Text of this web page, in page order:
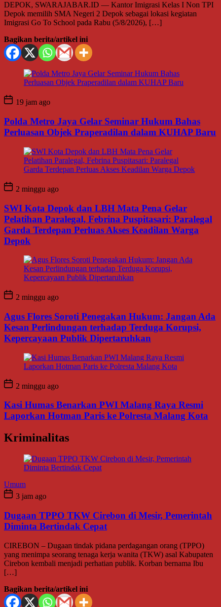
DEPOK, SWARAJABAR.ID — Kantor Imigrasi Kelas I Non TPI
Depok memilih SMA Negeri 2 Depok sebagai lokasi kegiatan
Imigrasi Go To School pada Rabu (5/8/2026), […]
Bagikan berita/artikel ini
19 jam ago
Polda Metro Jaya Gelar Seminar Hukum Bahas
Perluasan Objek Praperadilan dalam KUHAP Baru
2 minggu ago
SWI Kota Depok dan LBH Mata Pena Gelar
Pelatihan Paralegal, Febrina Puspitasari: Paralegal
Garda Terdepan Perluas Akses Keadilan Warga
Depok
2 minggu ago
Agus Flores Soroti Penegakan Hukum: Jangan Ada
Kesan Perlindungan terhadap Terduga Korupsi,
Kepercayaan Publik Dipertaruhkan
2 minggu ago
Kasi Humas Benarkan PWI Malang Raya Resmi
Laporkan Hotman Paris ke Polresta Malang Kota
Kriminalitas
Umum
3 jam ago
Dugaan TPPO TKW Cirebon di Mesir, Pemerintah
Diminta Bertindak Cepat
CIREBON – Dugaan tindak pidana perdagangan orang (TPPO)
yang menimpa seorang tenaga kerja wanita (TKW) asal Kabupaten
Cirebon kembali menjadi perhatian publik. Korban bernama Ibu
[…]
Bagikan berita/artikel ini